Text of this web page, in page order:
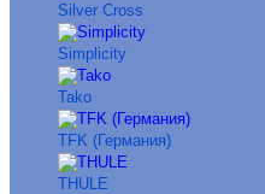
Silver Cross
Simplicity
Tako
TFK (Германия)
THULE